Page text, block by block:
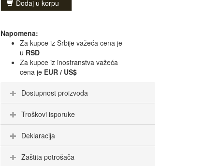
Dodaj u korpu
Napomena:
Za kupce iz Srbije važeća cena je
u RSD
Za kupce iz inostranstva važeća
cena je EUR / US$
Dostupnost proizvoda
Troškovi isporuke
Deklaracija
Zaštita potrošača